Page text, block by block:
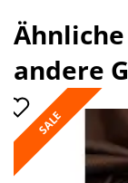
andere
SALE